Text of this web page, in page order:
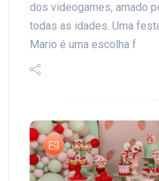
dos videogames, amado
todas as idades. Uma
Mario é uma escolha f